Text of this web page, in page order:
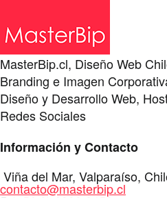
MasterBip.cl, Diseño Web
Branding e Imagen
Diseño y Desarrollo Web,
Redes Sociales
Información y Contacto
Dirección
Viña del Mar, Valparaíso,
E-
contacto@masterbip.cl